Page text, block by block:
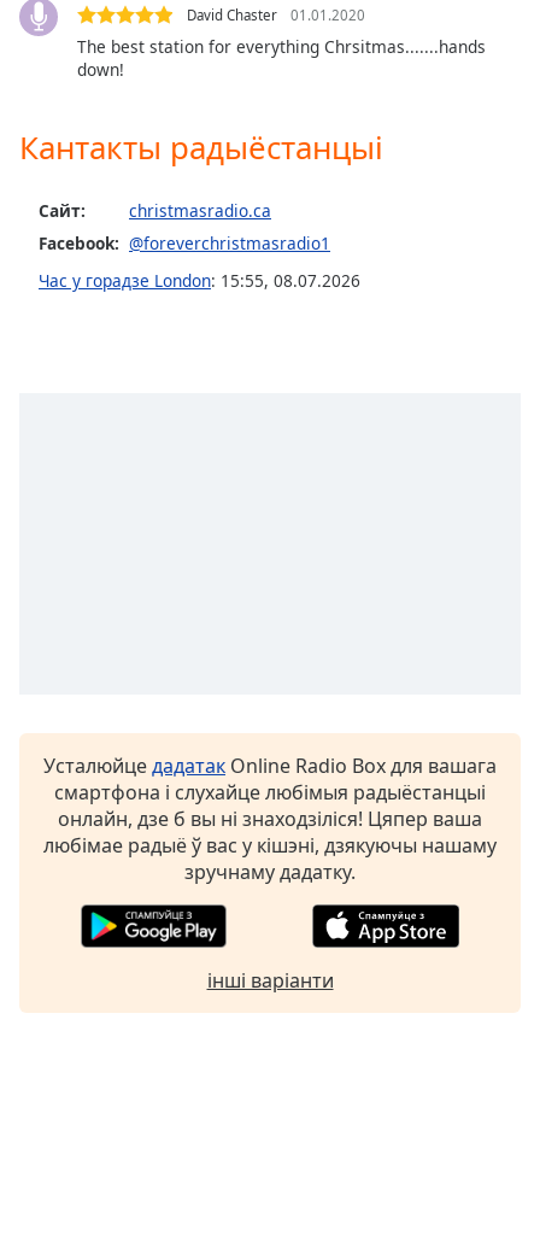
Caption
Color
Opacity
Close
Dialog
dialog
David Chaster 01.01.2020
The best station for everything Chrsitmas.......hands
down!
Кантакты радыёстанцыі
Сайт:
christmasradio.ca
Facebook: @foreverchristmasradio1
Час у горадзе London: 15:55, 08.07.2026
Усталюйцедадатак Online Radio Box для вашага
смартфона і слухайце любімыя радыёстанцыі
онлайн, дзе б вы ні знаходзіліся! Цяпер ваша
любімае радыё ў вас у кішэні, дзякуючы нашаму
зручнаму дадатку.
інші варіанти